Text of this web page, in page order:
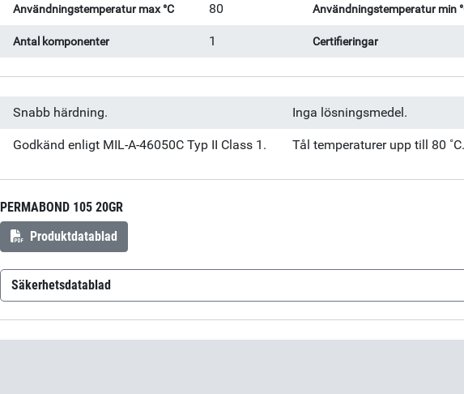
Användningstemperatur max °C 80 Användningstemperatur min
Antal komponenter 1 Certifieringar
Snabb härdning. Inga lösningsmedel.
Godkänd enligt MIL-A-46050C Typ II Class 1. Tål temperaturer upp till 80 ˚C.
PERMABOND 105 20GR
Produktdatablad
Säkerhetsdatablad
Permabond 105 (sv-SE)